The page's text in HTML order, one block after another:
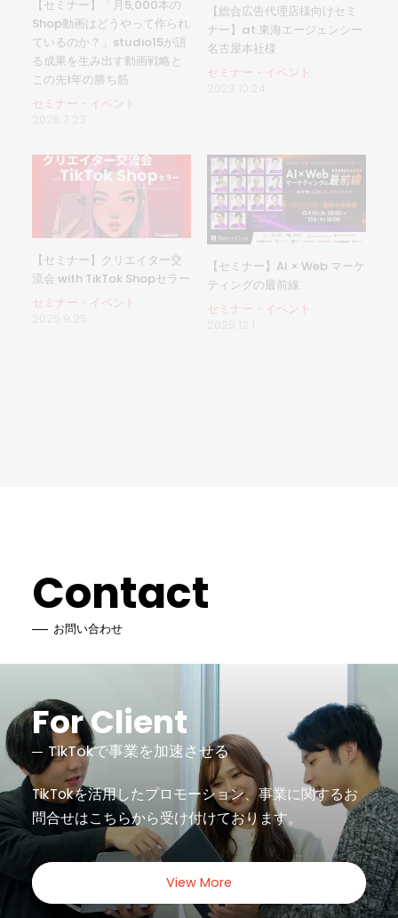
【セミナー】「月5,000本の
Shop動画はどうやって作られ
ているのか？」studio15が語
る成果を生み出す動画戦略と
この先1年の勝ち筋
セミナー・イベント
【総合広告代理店様向けセミ
ナー】at.東海エージェンシー
名古屋本社様
セミナー・イベント
【セミナー】クリエイター交
流会 with TikTok Shopセラー
セミナー・イベント
【セミナー】AI × Web マーケ
ティングの最前線
セミナー・イベント
Contact
お問い合わせ
For Client
TikTokで事業を加速させる
TikTokを活用したプロモーション、事業に関するお
問合せはこちらから受け付けております。
View More